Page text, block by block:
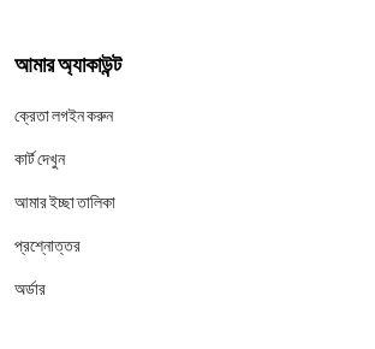
আমার অ্যাকাউন্ট
ক্রেতা লগইন করুন
কার্ট দেখুন
আমার ইচ্ছা তালিকা
প্রশ্নোত্তর
অর্ডার